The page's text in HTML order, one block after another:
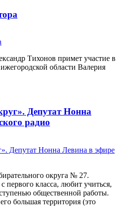
Тихонов примет участие в
области Валерия
Депутат Нонна
радио
округа № 27.
первого класса, любит учиться,
общественной работы.
большая территория (это